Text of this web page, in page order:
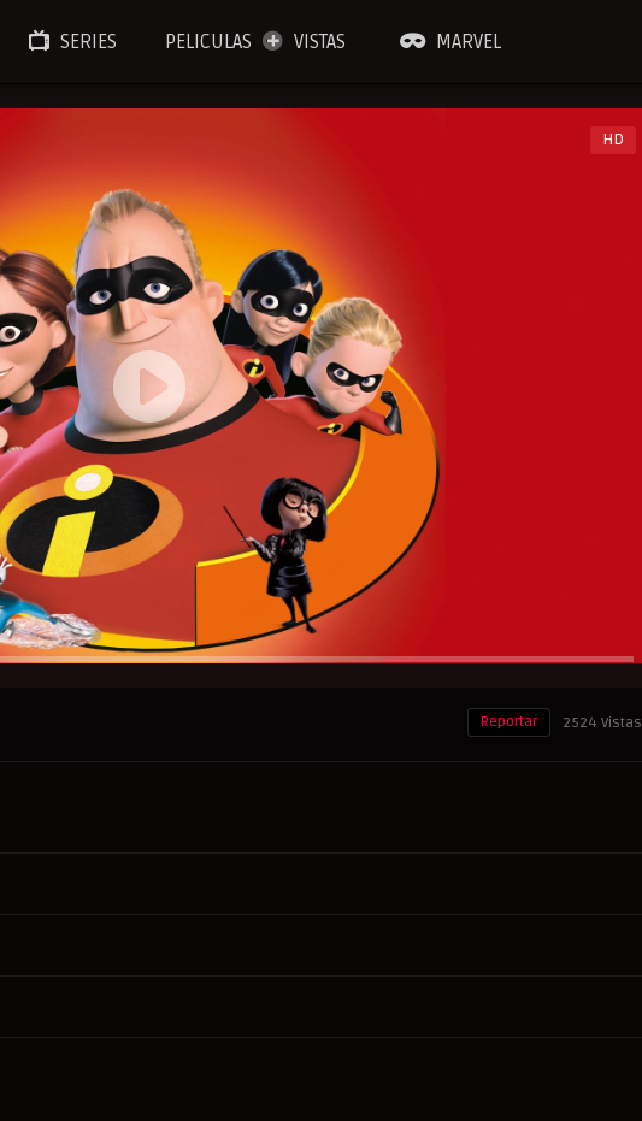
SERIES PELICULAS VISTAS MARVEL
HD
2524 Vistas
Reportar